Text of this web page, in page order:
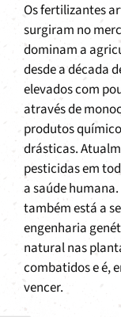
Os fertilizantes
surgiram no
dominam a
desde a década
elevados com
através de
produtos
drásticas.
pesticidas em
a saúde
também está a
engenharia
natural nas
combatidos e é,
vencer.